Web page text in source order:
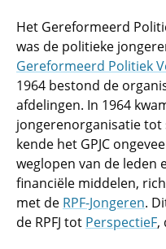
Het Gereformeerd
was de politieke
Gereformeerd Politiek
1964 bestond de
afdelingen. In 1964
jongerenorganisatie
kende het GPJC
weglopen van de leden
financiële middelen,
met de RPF-Jongeren.
de RPFJ tot PerspectieF,